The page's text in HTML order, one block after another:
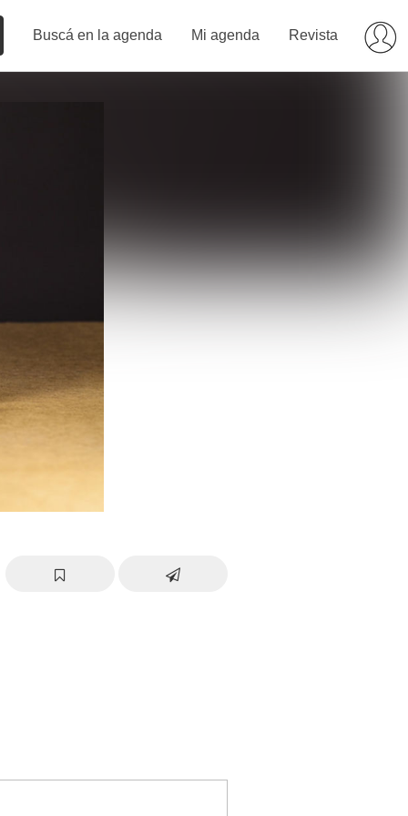
Buscá en la agenda Mi agenda Revista